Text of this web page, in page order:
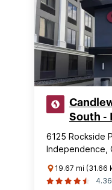
South -
6125 Rockside
Independence,
19.67 mi
4.36